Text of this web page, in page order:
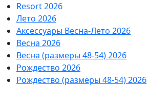
Resort 2026
Лето 2026
Аксессуары Весна-Лето 2026
Весна 2026
Весна (размеры 48-54) 2026
Рождество 2026
Рождество (размеры 48-54) 2026